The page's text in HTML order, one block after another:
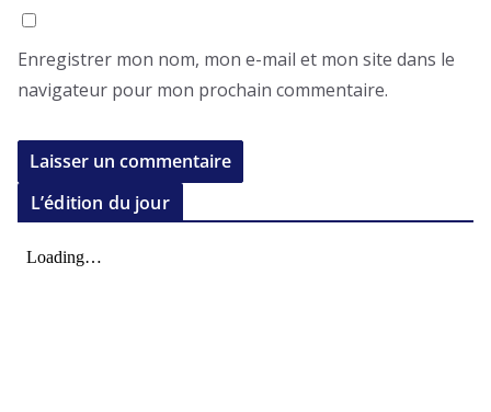
Enregistrer mon nom, mon e-mail et mon site dans le
navigateur pour mon prochain commentaire.
L’édition du jour